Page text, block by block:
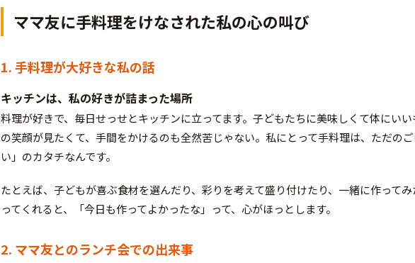
ママ友に手料理をけなされた私の心の叫び
1. 手料理が大好きな私の話
キッチンは、私の好きが詰まった場所
料理が好きで、毎日せっせとキッチンに立ってます。子どもたちに美味しくて体にい
の笑顔が見たくて、手間をかけるのも全然苦じゃない。私にとって手料理は、ただの
い」のカタチなんです。
たとえば、子どもが喜ぶ食材を選んだり、彩りを考えて盛り付けたり、一緒に作って
ってくれると、「今日も作ってよかったな」って、心がほっとします。
2. ママ友とのランチ会での出来事